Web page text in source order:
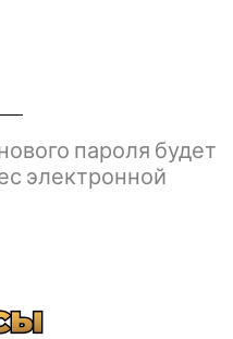
пароля будет
электронной